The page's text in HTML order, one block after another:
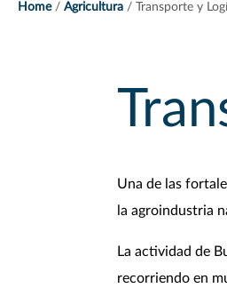
Home Agricultura Transporte y
Una de las
la agroindustria
La actividad de
recorriendo en